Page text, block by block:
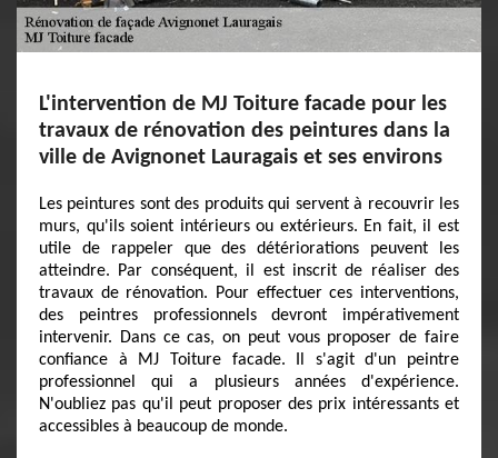
L'intervention de MJ Toiture facade pour les
travaux de rénovation des peintures dans la
ville de Avignonet Lauragais et ses environs
Les peintures sont des produits qui servent à recouvrir les
murs, qu'ils soient intérieurs ou extérieurs. En fait, il est
utile de rappeler que des détériorations peuvent les
atteindre. Par conséquent, il est inscrit de réaliser des
travaux de rénovation. Pour effectuer ces interventions,
des peintres professionnels devront impérativement
intervenir. Dans ce cas, on peut vous proposer de faire
confiance à MJ Toiture facade. Il s'agit d'un peintre
professionnel qui a plusieurs années d'expérience.
N'oubliez pas qu'il peut proposer des prix intéressants et
accessibles à beaucoup de monde.